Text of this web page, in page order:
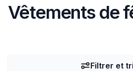
Vêtements de
Filtrer et